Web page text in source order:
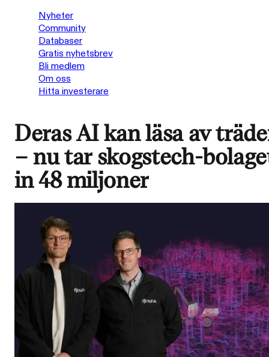
Nyheter
Community
Databaser
Gratis nyhetsbrev
Bli medlem
Om oss
Hitta investerare
Deras AI kan läsa av
– nu tar skogstech-
in 48 miljoner